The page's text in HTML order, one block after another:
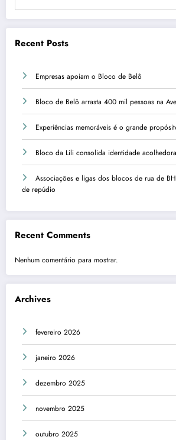
Recent Posts
Empresas apoiam o Bloco de Belô
Bloco de Belô arrasta 400 mil pessoas na
Experiências memoráveis é o grande
Bloco da Lili consolida identidade
Associações e ligas dos blocos de rua de
de repúdio
Recent Comments
Nenhum comentário para mostrar.
Archives
fevereiro 2026
janeiro 2026
dezembro 2025
novembro 2025
outubro 2025